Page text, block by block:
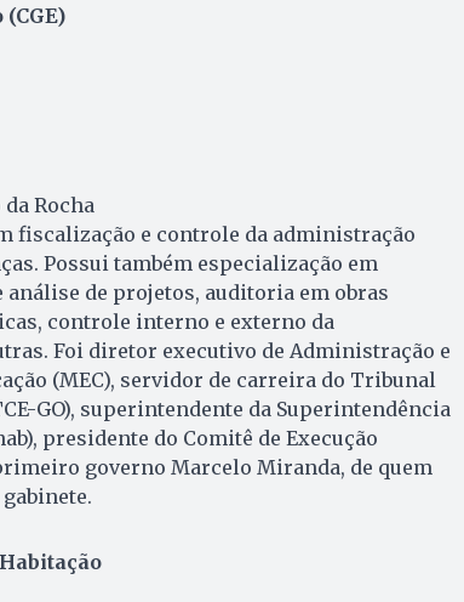
Rocha
fiscalização e controle da administração
Possui também especialização em
análise de projetos, auditoria em obras
controle interno e externo da
Foi diretor executivo de Administração e
(MEC), servidor de carreira do Tribunal
GO), superintendente da Superintendência
presidente do Comitê de Execução
governo Marcelo Miranda, de quem